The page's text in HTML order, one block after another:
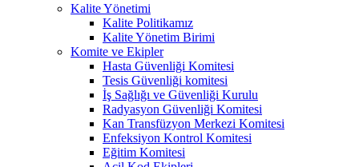
Kalite Yönetimi
Kalite Politikamız
Kalite Yönetim Birimi
Komite ve Ekipler
Hasta Güvenliği Komitesi
Tesis Güvenliği komitesi
İş Sağlığı ve Güvenliği Kurulu
Radyasyon Güvenliği Komitesi
Kan Transfüzyon Merkezi Komitesi
Enfeksiyon Kontrol Komitesi
Eğitim Komitesi